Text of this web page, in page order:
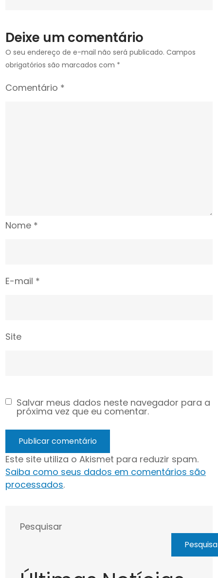
nos
MPs
estaduais”
Deixe um comentário
O seu endereço de e-mail não será publicado. Campos
obrigatórios são marcados com *
Comentário *
Nome *
E-mail *
Site
Salvar meus dados neste navegador para a
próxima vez que eu comentar.
Este site utiliza o Akismet para reduzir spam.
Saiba como seus dados em comentários são
processados.
Pesquisar